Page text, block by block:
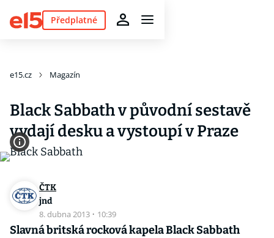
Předplatné
e15.cz Magazín
Black Sabbath v původní sestavě
vydají desku a vystoupí v Praze
ČTK
jnd
8. dubna 2013 · 10:39
Slavná britská rocková kapela Black Sabbath